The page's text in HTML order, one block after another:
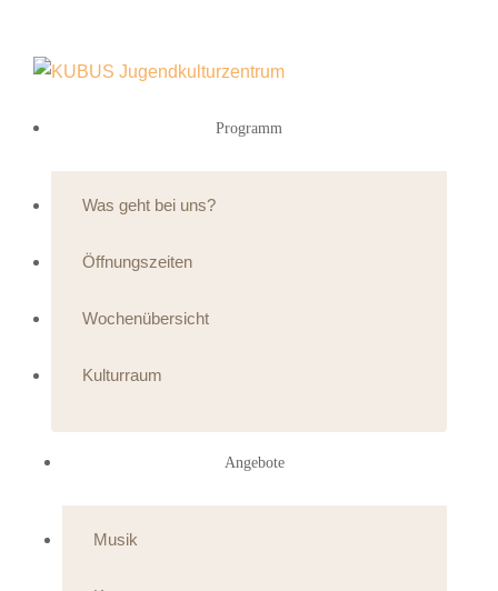
Programm
Was geht bei uns?
Öffnungszeiten
Wochenübersicht
Kulturraum
Angebote
Musik